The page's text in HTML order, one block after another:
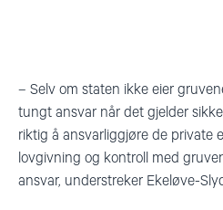
– Selv om staten ikke eier
tungt ansvar når det gjelder
riktig å ansvarliggjøre de private
lovgivning og kontroll med
ansvar, understreker Ekeløve-